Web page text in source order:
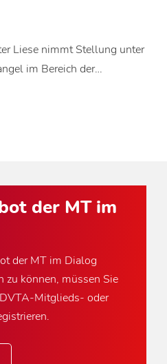
Liese nimmt Stellung unter
im Bereich der…
der MT im
der MT im Dialog
zu können, müssen Sie
Mitglieds- oder